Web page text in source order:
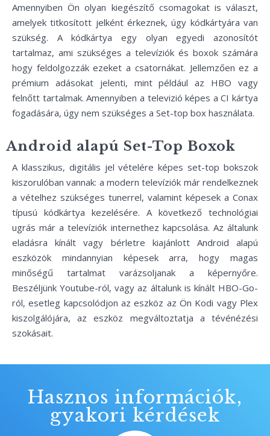
Amennyiben Ön olyan kiegészítő csomagokat is választ,
amelyek titkosított jelként érkeznek, úgy kódkártyára van
szükség. A kódkártya egy olyan egyedi azonosítót
tartalmaz, ami szükséges a televíziók és boxok számára
hogy feldolgozzák ezeket a csatornákat. Jellemzően ez a
prémium adásokat jelenti, mint például az HBO vagy
felnőtt tartalmak. Amennyiben a televizió képes a CI kártya
fogadására, úgy nem szükséges a Set-top box használata.
Android alapú Set-Top Boxok
A klasszikus, digitális jel vételére képes set-top bokszok
kiszorulóban vannak: a modern televíziók már rendelkeznek
a vételhez szükséges tunerrel, valamint képesek a Conax
típusú kódkártya kezelésére. A következő technológiai
ugrás már a televíziók internethez kapcsolása. Az általunk
eladásra kínált vagy bérletre kiajánlott Android alapú
eszközök mindannyian képesek arra, hogy magas
minőségű tartalmat varázsoljanak a képernyőre.
Beszéljünk Youtube-ról, vagy az általunk is kínált HBO-Go-
ról, esetleg kapcsolódjon az eszköz az Ön Kodi vagy Plex
kiszolgálójára, az eszköz megváltoztatja a tévénézési
szokásait.
Hasznos információk,
gyakori kérdések